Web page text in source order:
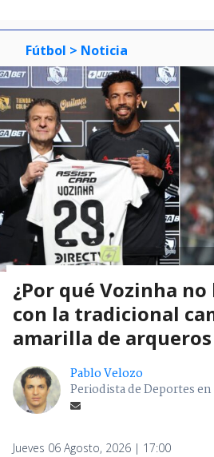
Fútbol > Noticia
¿Por qué Vozinha
con la tradicional
amarilla de arqueros
Pablo Velozo
Periodista de Deportes
Jueves 06 Agosto, 2026 | 17:00